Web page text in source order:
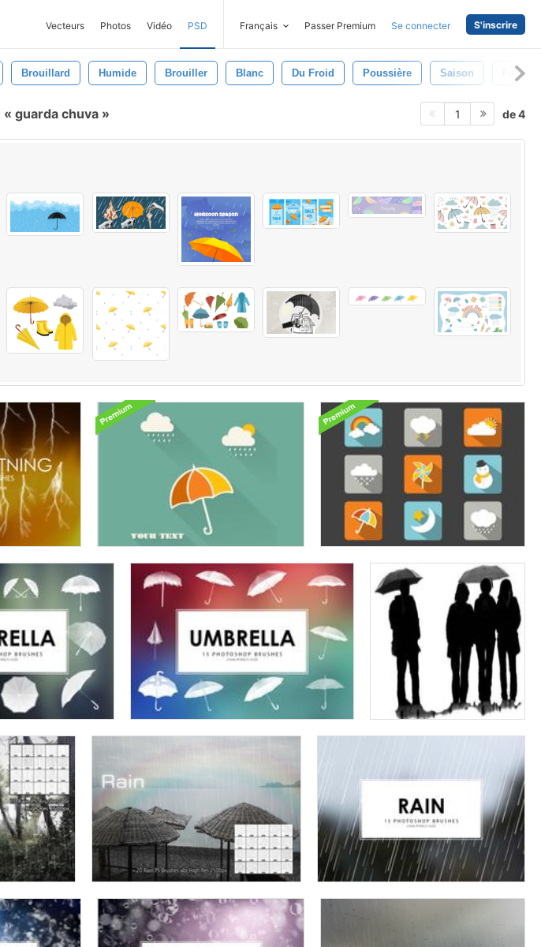
Vecteurs Photos Vidéo PSD Français Passer Premium Se connecter S'inscrire
Brouillard Humide Brouiller Blanc Du Froid Poussière Saison Foudre
guarda chuva 1 de 4